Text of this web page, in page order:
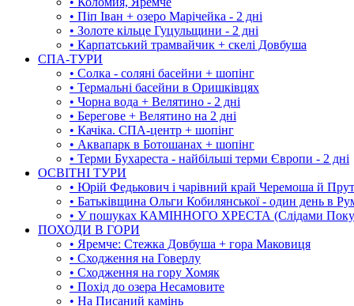
• Піп Іван + озеро Марічейка - 2 дні
• Золоте кільце Гуцульщини - 2 дні
• Карпатський трамвайчик + скелі Довбуша
СПА-ТУРИ
• Солка - соляні басейни + шопінг
• Термальні басейни в Оришківцях
• Чорна вода + Велятино - 2 дні
• Берегове + Велятино на 2 дні
• Качіка. СПА-центр + шопінг
• Аквапарк в Ботошанах + шопінг
• Терми Бухареста - найбільші терми Європи - 2 дні
ОСВІТНІ ТУРИ
• Юрій Федькович і чарівний край Черемоша й
• Батьківщина Ольги Кобилянської - один день в
• У пошуках КАМІННОГО ХРЕСТА (Слідами
ПОХОДИ В ГОРИ
• Яремче: Стежка Довбуша + гора Маковиця
• Сходження на Говерлу
• Сходження на гору Хомяк
• Похід до озера Несамовите
• На Писаний камінь